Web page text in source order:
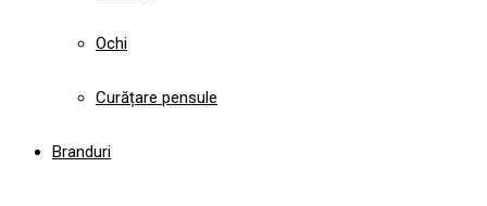
Ochi
Curățare pensule
Branduri